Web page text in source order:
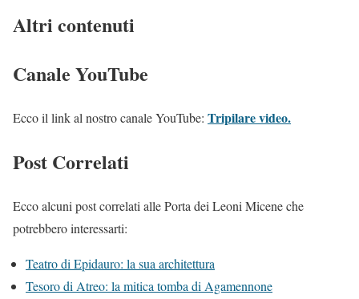
Altri contenuti
Canale YouTube
Ecco il link al nostro canale YouTube: Tripilare video.
Post Correlati
Ecco alcuni post correlati alle Porta dei Leoni Micene che
potrebbero interessarti:
Teatro di Epidauro: la sua architettura
Tesoro di Atreo: la mitica tomba di Agamennone